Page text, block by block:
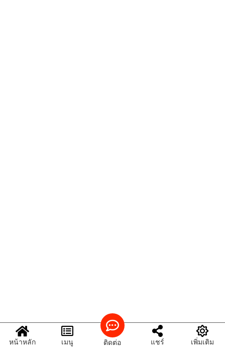
หน้าหลัก เมนู ติดต่อ แชร์ เพิ่มเติม